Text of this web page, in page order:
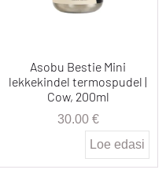
Asobu Bestie Mini
lekkekindel termospudel |
Cow, 200ml
30.00 €
Loe edasi